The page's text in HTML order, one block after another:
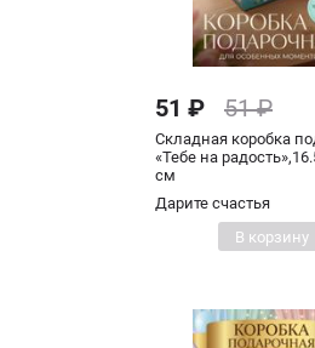
51 ₽ 51 ₽
Складная коробка
«Тебе на
см
Дарите счастья
В корзину